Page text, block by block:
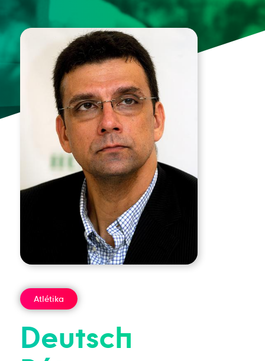
Atlétika
Deutsch